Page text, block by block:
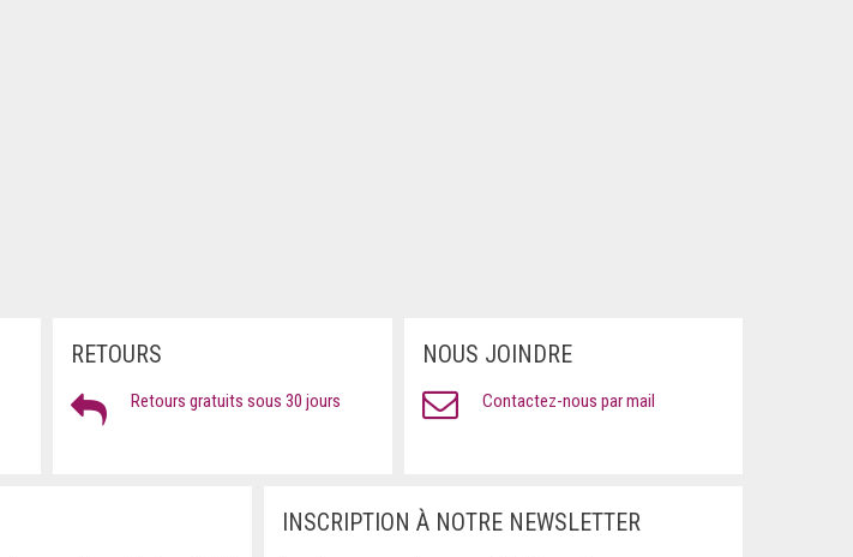
RETOURS
Retours gratuits sous 30 jours
NOUS JOINDRE
Contactez-nous par mail
INSCRIPTION À NOTRE NEWSLETTER